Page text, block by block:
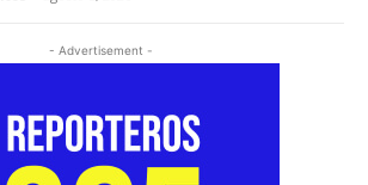
- Advertisement -